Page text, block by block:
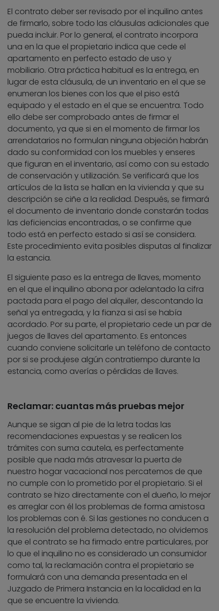
El contrato deber ser revisado por el inquilino antes
de firmarlo, sobre todo las cláusulas adicionales que
pueda incluir. Por lo general, el contrato incorpora
una en la que el propietario indica que cede el
apartamento en perfecto estado de uso y
mobiliario. Otra práctica habitual es la entrega, en
lugar de esta cláusula, de un inventario en el que se
enumeran los bienes con los que el piso está
equipado y el estado en el que se encuentra. Todo
ello debe ser comprobado antes de firmar el
documento, ya que si en el momento de firmar los
arrendatarios no formulan ninguna objeción habrán
dado su conformidad con los muebles y enseres
que figuran en el inventario, así como con su estado
de conservación y utilización. Se verificará que los
artículos de la lista se hallan en la vivienda y que su
descripción se ciñe a la realidad. Después, se firmará
el documento de inventario donde constarán todas
las deficiencias encontradas, o se confirme que
todo está en perfecto estado si así se considera.
Este procedimiento evita posibles disputas al finalizar
la estancia.
El siguiente paso es la entrega de llaves, momento
en el que el inquilino abona por adelantado la cifra
pactada para el pago del alquiler, descontando la
señal ya entregada, y la fianza si así se había
acordado. Por su parte, el propietario cede un par de
juegos de llaves del apartamento. Es entonces
cuando conviene solicitarle un teléfono de contacto
por si se produjese algún contratiempo durante la
estancia, como averías o pérdidas de llaves.
Reclamar: cuantas más pruebas mejor
Aunque se sigan al pie de la letra todas las
recomendaciones expuestas y se realicen los
trámites con suma cautela, es perfectamente
posible que nada más atravesar la puerta de
nuestro hogar vacacional nos percatemos de que
no cumple con lo prometido por el propietario. Si el
contrato se hizo directamente con el dueño, lo mejor
es arreglar con él los problemas de forma amistosa
los problemas con é. Si las gestiones no conducen a
la resolución del problema detectado, no olvidemos
que el contrato se ha firmado entre particulares, por
lo que el inquilino no es considerado un consumidor
como tal, la reclamación contra el propietario se
formulará con una demanda presentada en el
Juzgado de Primera Instancia en la localidad en la
que se encuentre la vivienda.